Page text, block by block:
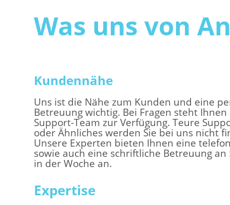
Was uns von
Kundennähe
Uns ist die Nähe zum Kunden und eine
Betreuung wichtig. Bei Fragen steht
Support-Team zur Verfügung. Teure
oder Ähnliches werden Sie bei uns nicht
Unsere Experten bieten Ihnen eine
sowie auch eine schriftliche Betreuung an
in der Woche an.
Expertise